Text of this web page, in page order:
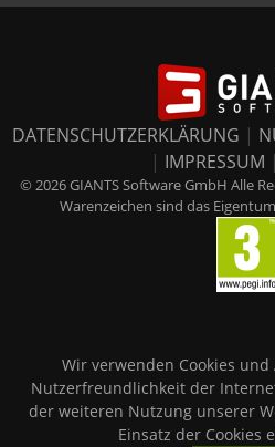
DATENSCHUTZERKLÄRUNG |
| IMPRESSUM |
© 2026 GIANTS Software GmbH Alle
Warenzeichen sind das
Wir verwenden Cookies und
Nutzerfreundlichkeit der
der weiteren Nutzung unserer
Einsatz der Cookies